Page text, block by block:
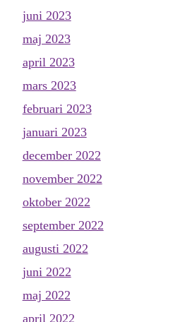
juni 2023
maj 2023
april 2023
mars 2023
februari 2023
januari 2023
december 2022
november 2022
oktober 2022
september 2022
augusti 2022
juni 2022
maj 2022
april 2022